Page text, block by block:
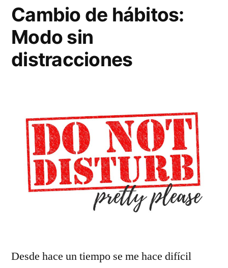
Cambio de hábitos:
Modo sin
distracciones
Desde hace un tiempo se me hace difícil